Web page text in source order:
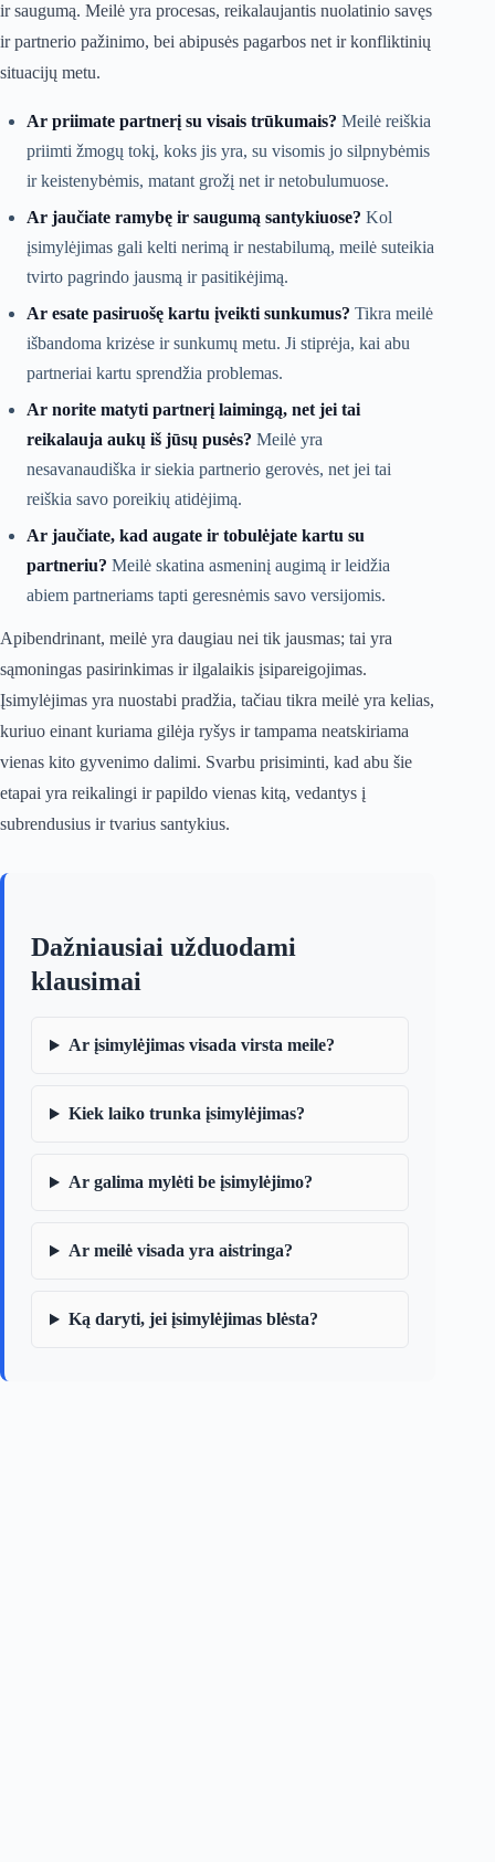
ir saugumą. Meilė yra procesas, reikalaujantis nuolatinio savęs
ir partnerio pažinimo, bei abipusės pagarbos net ir konfliktinių
situacijų metu.
Ar priimate partnerį su visais trūkumais? Meilė reiškia
priimti žmogų tokį, koks jis yra, su visomis jo silpnybėmis
ir keistenybėmis, matant grožį net ir netobulumuose.
Ar jaučiate ramybę ir saugumą santykiuose? Kol
įsimylėjimas gali kelti nerimą ir nestabilumą, meilė suteikia
tvirto pagrindo jausmą ir pasitikėjimą.
Ar esate pasiruošę kartu įveikti sunkumus? Tikra meilė
išbandoma krizėse ir sunkumų metu. Ji stiprėja, kai abu
partneriai kartu sprendžia problemas.
Ar norite matyti partnerį laimingą, net jei tai
reikalauja aukų iš jūsų pusės? Meilė yra
nesavanaudiška ir siekia partnerio gerovės, net jei tai
reiškia savo poreikių atidėjimą.
Ar jaučiate, kad augate ir tobulėjate kartu su
partneriu? Meilė skatina asmeninį augimą ir leidžia
abiem partneriams tapti geresnėmis savo versijomis.
Apibendrinant, meilė yra daugiau nei tik jausmas; tai yra
sąmoningas pasirinkimas ir ilgalaikis įsipareigojimas.
Įsimylėjimas yra nuostabi pradžia, tačiau tikra meilė yra kelias,
kuriuo einant kuriama gilėja ryšys ir tampama neatskiriama
vienas kito gyvenimo dalimi. Svarbu prisiminti, kad abu šie
etapai yra reikalingi ir papildo vienas kitą, vedantys į
subrendusius ir tvarius santykius.
Dažniausiai užduodami
klausimai
Ar įsimylėjimas visada virsta meile?
Kiek laiko trunka įsimylėjimas?
Ar galima mylėti be įsimylėjimo?
Ar meilė visada yra aistringa?
Ką daryti, jei įsimylėjimas blėsta?